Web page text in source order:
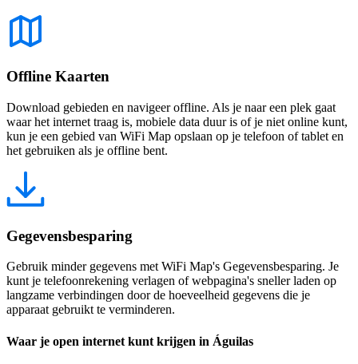
Offline Kaarten
Download gebieden en navigeer offline. Als je naar een plek gaat
waar het internet traag is, mobiele data duur is of je niet online kunt,
kun je een gebied van WiFi Map opslaan op je telefoon of tablet en
het gebruiken als je offline bent.
Gegevensbesparing
Gebruik minder gegevens met WiFi Map's Gegevensbesparing. Je
kunt je telefoonrekening verlagen of webpagina's sneller laden op
langzame verbindingen door de hoeveelheid gegevens die je
apparaat gebruikt te verminderen.
Waar je open internet kunt krijgen in Águilas